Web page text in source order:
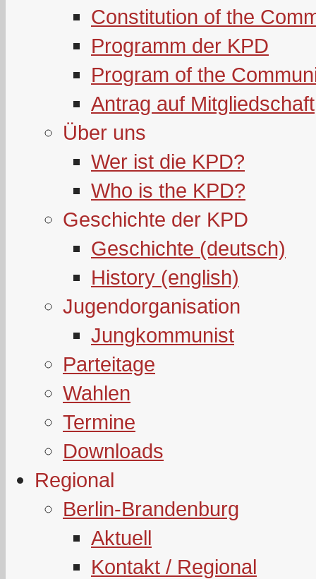
Constitution of the
Programm der KPD
Program of the
Antrag auf Mitgliedschaft
Über uns
Wer ist die KPD?
Who is the KPD?
Geschichte der KPD
Geschichte (deutsch)
History (english)
Jugendorganisation
Jungkommunist
Parteitage
Wahlen
Termine
Downloads
Regional
Berlin-Brandenburg
Aktuell
Kontakt / Regional